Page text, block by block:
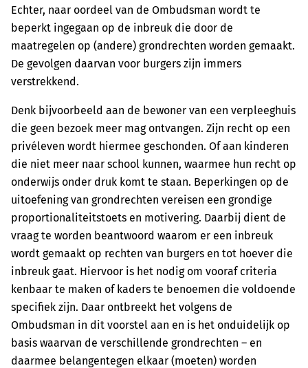
Echter, naar oordeel van de Ombudsman wordt te
beperkt ingegaan op de inbreuk die door de
maatregelen op (andere) grondrechten worden gemaakt.
De gevolgen daarvan voor burgers zijn immers
verstrekkend.
Denk bijvoorbeeld aan de bewoner van een verpleeghuis
die geen bezoek meer mag ontvangen. Zijn recht op een
privéleven wordt hiermee geschonden. Of aan kinderen
die niet meer naar school kunnen, waarmee hun recht op
onderwijs onder druk komt te staan. Beperkingen op de
uitoefening van grondrechten vereisen een grondige
proportionaliteitstoets en motivering. Daarbij dient de
vraag te worden beantwoord waarom er een inbreuk
wordt gemaakt op rechten van burgers en tot hoever die
inbreuk gaat. Hiervoor is het nodig om vooraf criteria
kenbaar te maken of kaders te benoemen die voldoende
specifiek zijn. Daar ontbreekt het volgens de
Ombudsman in dit voorstel aan en is het onduidelijk op
basis waarvan de verschillende grondrechten – en
daarmee belangentegen elkaar (moeten) worden